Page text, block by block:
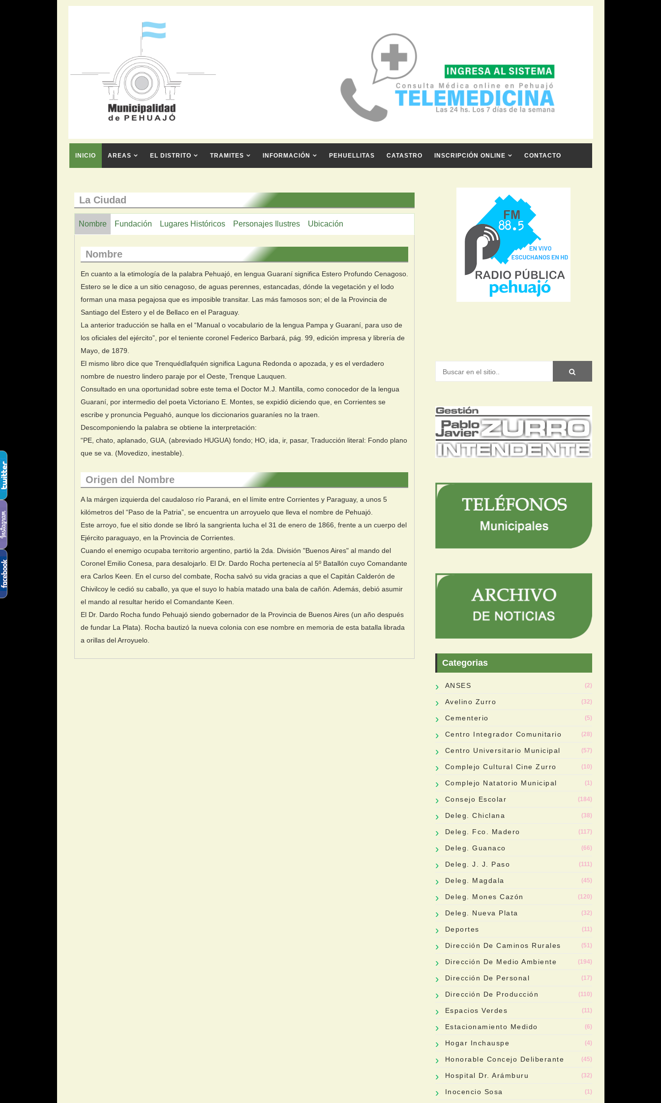
INICIO AREAS EL DISTRITO TRAMITES INFORMACIÓN PEHUELLITAS CATASTRO INSCRIPCIÓN ONLINE CONTACTO
La Ciudad
Nombre Fundación Lugares Históricos Personajes Ilustres Ubicación
Nombre
En cuanto a la etimología de la palabra Pehuajó, en lengua Guaraní significa Estero Profundo Cenagoso.
Estero se le dice a un sitio cenagoso, de aguas perennes, estancadas, dónde la vegetación y el lodo
forman una masa pegajosa que es imposible transitar. Las más famosos son; el de la Provincia de
Santiago del Estero y el de Bellaco en el Paraguay.
La anterior traducción se halla en el “Manual o vocabulario de la lengua Pampa y Guaraní, para uso de
los oficiales del ejército”, por el teniente coronel Federico Barbará, pág. 99, edición impresa y librería de
Mayo, de 1879.
El mismo libro dice que Trenquédlafquén significa Laguna Redonda o apozada, y es el verdadero
nombre de nuestro lindero paraje por el Oeste, Trenque Lauquen.
Consultado en una oportunidad sobre este tema el Doctor M.J. Mantilla, como conocedor de la lengua
Guaraní, por intermedio del poeta Victoriano E. Montes, se expidió diciendo que, en Corrientes se
escribe y pronuncia Peguahó, aunque los diccionarios guaraníes no la traen.
Descomponiendo la palabra se obtiene la interpretación:
“PE, chato, aplanado, GUA, (abreviado HUGUA) fondo; HO, ida, ir, pasar, Traducción literal: Fondo plano
que se va. (Movedizo, inestable).
Origen del Nombre
A la márgen izquierda del caudaloso río Paraná, en el límite entre Corrientes y Paraguay, a unos 5
kilómetros del “Paso de la Patria”, se encuentra un arroyuelo que lleva el nombre de Pehuajó.
Este arroyo, fue el sitio donde se libró la sangrienta lucha el 31 de enero de 1866, frente a un cuerpo del
Ejército paraguayo, en la Provincia de Corrientes.
Cuando el enemigo ocupaba territorio argentino, partió la 2da. División "Buenos Aires" al mando del
Coronel Emilio Conesa, para desalojarlo. El Dr. Dardo Rocha pertenecía al 5º Batallón cuyo Comandante
era Carlos Keen. En el curso del combate, Rocha salvó su vida gracias a que el Capitán Calderón de
Chivilcoy le cedió su caballo, ya que el suyo lo había matado una bala de cañón. Además, debió asumir
el mando al resultar herido el Comandante Keen.
El Dr. Dardo Rocha fundo Pehuajó siendo gobernador de la Provincia de Buenos Aires (un año después
de fundar La Plata). Rocha bautizó la nueva colonia con ese nombre en memoria de esta batalla librada
a orillas del Arroyuelo.
Categorias
ANSES (2)
Avelino Zurro (32)
Cementerio (5)
Centro Integrador Comunitario (28)
Centro Universitario Municipal (57)
Complejo Cultural Cine Zurro (10)
Complejo Natatorio Municipal (1)
Consejo Escolar (184)
Deleg. Chiclana (38)
Deleg. Fco. Madero (117)
Deleg. Guanaco (66)
Deleg. J. J. Paso (111)
Deleg. Magdala (45)
Deleg. Mones Cazón (120)
Deleg. Nueva Plata (32)
Deportes (11)
Dirección De Caminos Rurales (51)
Dirección De Medio Ambiente (194)
Dirección De Personal (17)
Dirección De Producción (110)
Espacios Verdes (11)
Estacionamiento Medido (6)
Hogar Inchauspe (4)
Honorable Concejo Deliberante (45)
Hospital Dr. Arámburu (32)
Inocencio Sosa (1)